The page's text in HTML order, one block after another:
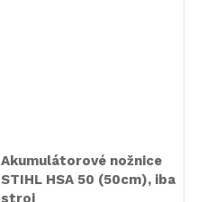
Akumulátorové nožnice
STIHL HSA 50 (50cm), iba
stroj